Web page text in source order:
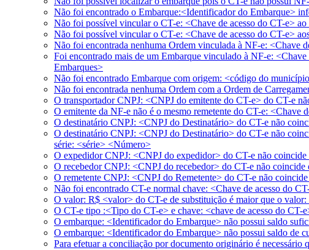
Não foi encontrado o Embarque:<Identificador do Embarque>
Não foi possível vincular o CT-e: <Chave de acesso do CT-e>
Não foi possível vincular o CT-e: <Chave de acesso do CT-e>
Não foi encontrada nenhuma Ordem vinculada à NF-e: <Chave
Foi encontrado mais de um Embarque vinculado à NF-e:
Embarques>
Não foi encontrado Embarque com origem: <código do
Não foi encontrada nenhuma Ordem com a Ordem de
O transportador CNPJ: <CNPJ do emitente do CT-e> do CT-e
O emitente da NF-e não é o mesmo remetente do CT-e: <Chave
O destinatário CNPJ: <CNPJ do Destinatário> do CT-e não
O destinatário CNPJ: <CNPJ do Destinatário> do CT-e não
série: <série> <Número>
O expedidor CNPJ: <CNPJ do expedidor> do CT-e não
O recebedor CNPJ: <CNPJ do recebedor> do CT-e não
O remetente CNPJ: <CNPJ do Remetente> do CT-e não
Não foi encontrado CT-e normal chave: <Chave de acesso do
O valor: R$ <valor> do CT-e de substituição é maior que o
O CT-e tipo :<Tipo do CT-e> e chave: <chave de acesso do CT-
O embarque: <Identificador do Embarque> não possui saldo
O embarque: <Identificador do Embarque> não possui saldo de
Para efetuar a conciliação por documento originário é